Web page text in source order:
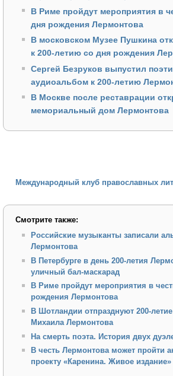
В Риме пройдут мероприятия в
дня рождения Лермонтова
В московском Музее Пушкина
к 200-летию со дня рождения
Сергей Безруков выпустил
аудиоальбом к 200-летию
В Москве после реставрации
мемориальный дом Лермонтова
Международный клуб православных
Смотрите также:
Российские музыканты записали
Лермонтова
В Петербурге в день 200-летия
уличный бал-маскарад
В Риме пройдут мероприятия в
рождения Лермонтова
В Шотландии отпразднуют 200-
Михаила Лермонтова
На смерть поэта. История двух
В честь Лермонтова может пройти
проекту «Каренина. Живое издание»